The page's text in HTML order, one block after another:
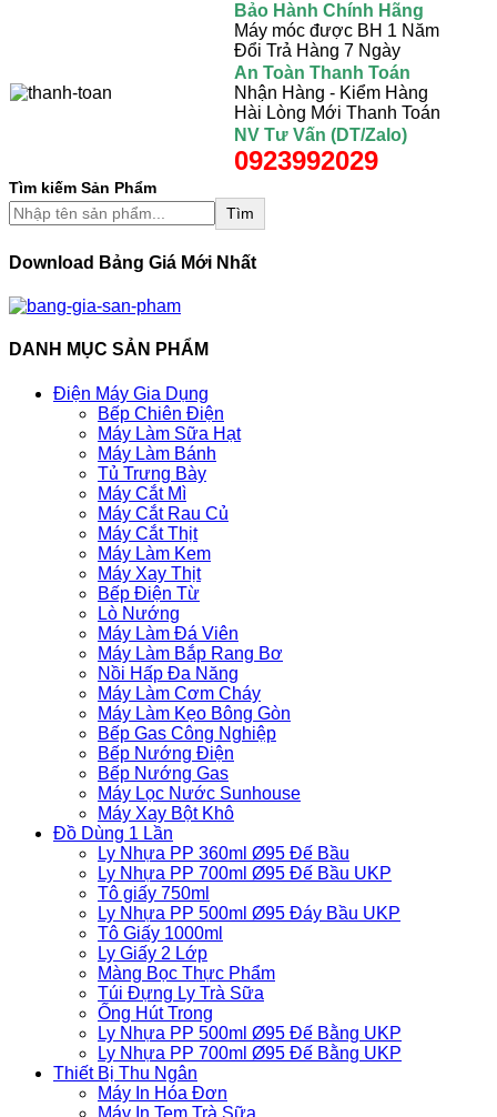
Bảo Hành Chính Hãng
Máy móc được BH 1 Năm
Đổi Trả Hàng 7 Ngày
An Toàn Thanh Toán
Nhận Hàng - Kiểm Hàng
Hài Lòng Mới Thanh Toán
NV Tư Vấn (DT/Zalo)
0923992029
Tìm kiếm Sản Phẩm
Tìm
Download Bảng Giá Mới Nhất
DANH MỤC SẢN PHẨM
Điện Máy Gia Dụng
Bếp Chiên Điện
Máy Làm Sữa Hạt
Máy Làm Bánh
Tủ Trưng Bày
Máy Cắt Mì
Máy Cắt Rau Củ
Máy Cắt Thịt
Máy Làm Kem
Máy Xay Thịt
Bếp Điện Từ
Lò Nướng
Máy Làm Đá Viên
Máy Làm Bắp Rang Bơ
Nồi Hấp Đa Năng
Máy Làm Cơm Cháy
Máy Làm Kẹo Bông Gòn
Bếp Gas Công Nghiệp
Bếp Nướng Điện
Bếp Nướng Gas
Máy Lọc Nước Sunhouse
Máy Xay Bột Khô
Đồ Dùng 1 Lần
Ly Nhựa PP 360ml Ø95 Đế Bầu
Ly Nhựa PP 700ml Ø95 Đế Bầu UKP
Tô giấy 750ml
Ly Nhựa PP 500ml Ø95 Đáy Bầu UKP
Tô Giấy 1000ml
Ly Giấy 2 Lớp
Màng Bọc Thực Phẩm
Túi Đựng Ly Trà Sữa
Ống Hút Trong
Ly Nhựa PP 500ml Ø95 Đế Bằng UKP
Ly Nhựa PP 700ml Ø95 Đế Bằng UKP
Thiết Bị Thu Ngân
Máy In Hóa Đơn
Máy In Tem Trà Sữa